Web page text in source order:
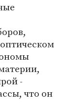
-
что он